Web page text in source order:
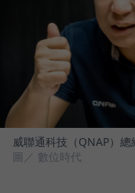
威聯通科技（QNAP）
圖／ 數位時代